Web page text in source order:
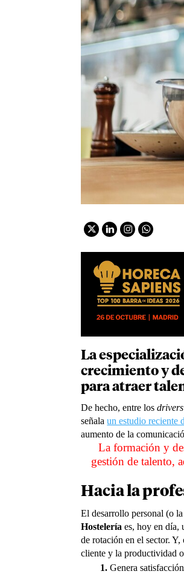
La
crecimiento y
para atraer
De hecho, entre los
señalaun estudio reciente
aumento de la
La formación y
gestión de talento,
Hacia la
El desarrollo personal (o
Hostelería es, hoy en día,
de rotación en el sector.
cliente y la productividad
Genera